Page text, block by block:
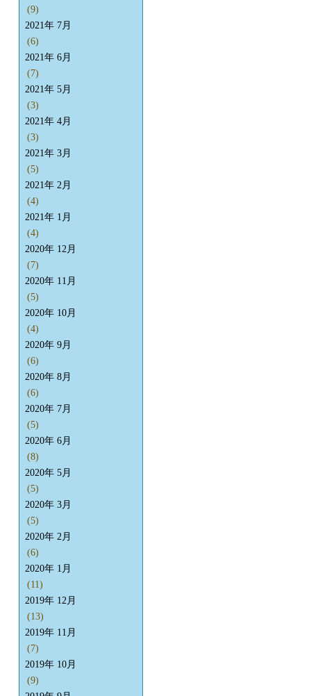
(9)
2021年 7月
(6)
2021年 6月
(7)
2021年 5月
(3)
2021年 4月
(3)
2021年 3月
(5)
2021年 2月
(4)
2021年 1月
(4)
2020年 12月
(7)
2020年 11月
(5)
2020年 10月
(4)
2020年 9月
(6)
2020年 8月
(6)
2020年 7月
(5)
2020年 6月
(8)
2020年 5月
(5)
2020年 3月
(5)
2020年 2月
(6)
2020年 1月
(11)
2019年 12月
(13)
2019年 11月
(7)
2019年 10月
(9)